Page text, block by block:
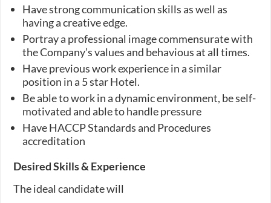
Have strong communication skills as well as
having a creative edge.
Portray a professional image commensurate with
the Company’s values and behavious at all times.
Have previous work experience in a similar
position in a 5 star Hotel.
Be able to work in a dynamic environment, be self-
motivated and able to handle pressure
Have HACCP Standards and Procedures
accreditation
Desired Skills & Experience
The ideal candidate will